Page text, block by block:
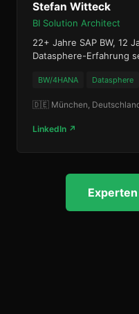
Stefan Witteck
BI Solution Architect
22+ Jahre SAP BW, 12
Datasphere-Erfahrung
BW/4HANA Datasphere
🇩🇪 München, Deutschland
LinkedIn ↗